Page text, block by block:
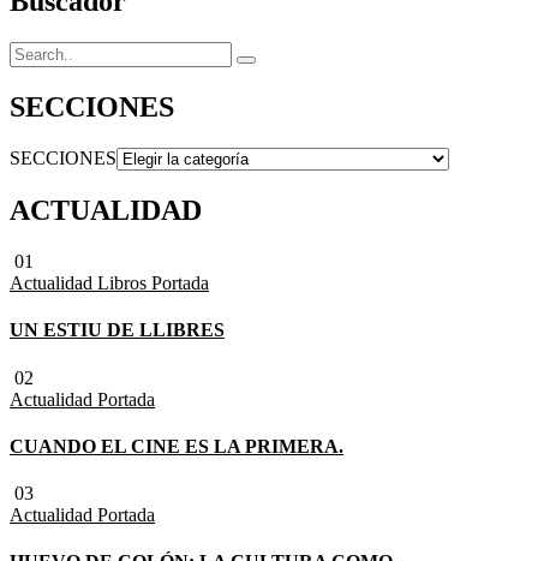
SECCIONES
SECCIONES
ACTUALIDAD
01
Actualidad Libros Portada
UN ESTIU DE LLIBRES
02
Actualidad Portada
CUANDO EL CINE ES LA PRIMERA.
03
Actualidad Portada